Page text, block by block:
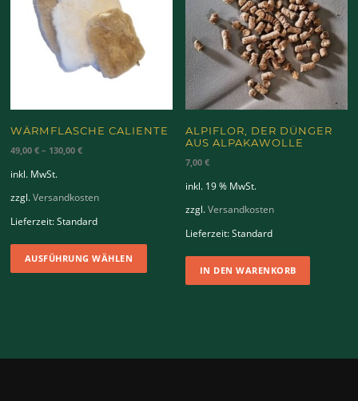
Produktseite
können
auf
der
werden
WÄRMFLASCHE CALIENTE
49,00€ – 130,00€
inkl. MwSt.
zzgl.Versandkosten
Lieferzeit:Standard
AUSFÜHRUNG WÄHLEN
Dieses
weist
ALPIFLOR, DER DÜNGER
AUS ALPAKAWOLLE
7,00€
inkl. 19 % MwSt.
zzgl.Versandkosten
Lieferzeit:Standard
IN DEN WARENKORB